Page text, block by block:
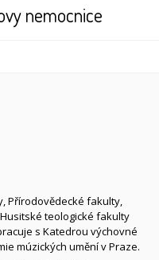
nemocnice
Přírodovědecké fakulty,
teologické fakulty
s Katedrou výchovné
múzických umění v Praze.